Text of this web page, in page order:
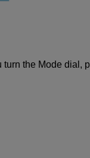
the Mode dial,